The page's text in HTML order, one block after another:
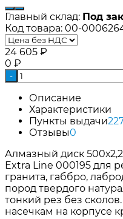
Главный склад: Под
Код товара: 00-
24 605 ₽
0 ₽
-
Описание
Характеристики
Пункты выдачи
Отзывы0
Алмазный диск
Extra Line 000195 для
гранита, габбро,
пород твердого
тонкий рез без
насечкам на корпусе